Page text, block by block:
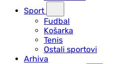
Sport
Fudbal
Košarka
Tenis
Ostali sportovi
Arhiva